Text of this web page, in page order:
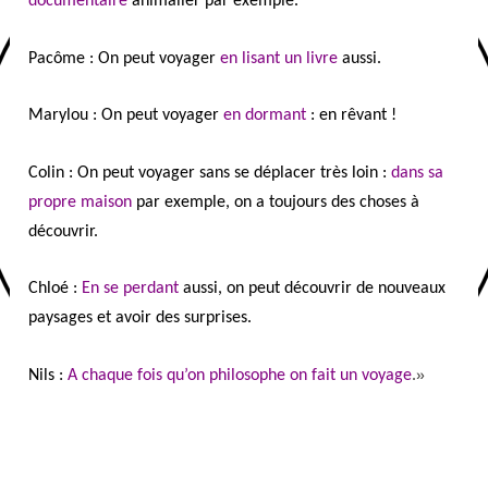
Pacôme : On peut voyager en lisant un livre aussi.
Marylou : On peut voyageren dormant : en rêvant !
Colin : On peut voyager sans se déplacer très loin :dans sa
propre maison par exemple, on a toujours des choses à
découvrir.
Chloé : En se perdant aussi, on peut découvrir de nouveaux
paysages et avoir des surprises.
Nils :A chaque fois qu’on philosophe on fait un voyage.»